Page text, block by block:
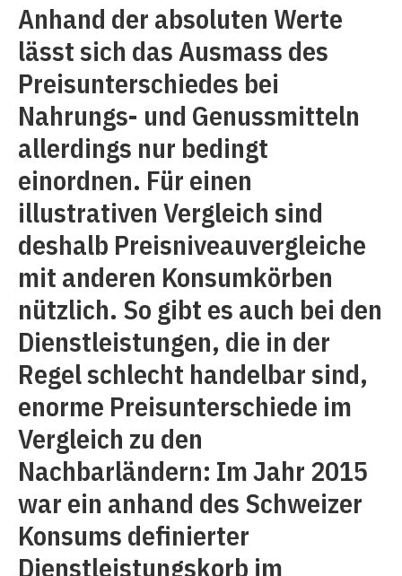
Anhand der absoluten Werte
lässt sich das Ausmass des
Preisunterschiedes bei
Nahrungs- und Genussmitteln
allerdings nur bedingt
einordnen. Für einen
illustrativen Vergleich sind
deshalb Preisniveauvergleiche
mit anderen Konsumkörben
nützlich. So gibt es auch bei den
Dienstleistungen, die in der
Regel schlecht handelbar sind,
enorme Preisunterschiede im
Vergleich zu den
Nachbarländern: Im Jahr 2015
war ein anhand des Schweizer
Konsums definierter
Dienstleistungskorb im